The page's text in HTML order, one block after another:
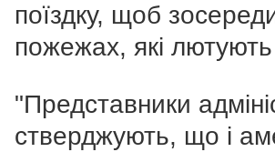
поїздку, щоб
пожежах, які лютують
"Представники
стверджують, що і